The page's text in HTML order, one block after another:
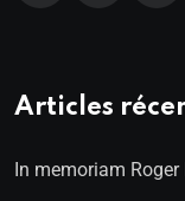
Articles
In memoriam